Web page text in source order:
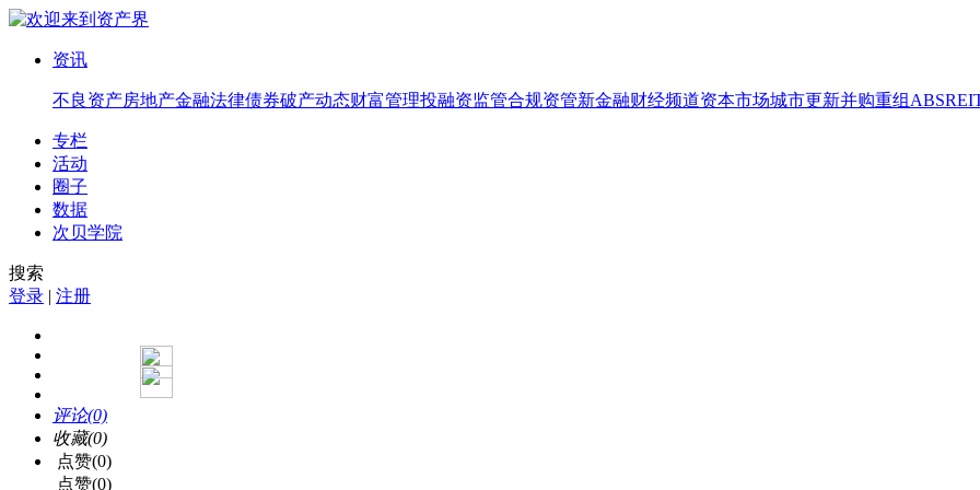
资讯
不良资产房地产金融法律债券破产动态财富管理投融资监管合规资管新金融财经频道资本市场城市更新并购重组 ABS
专栏
活动
圈子
数据
次贝学院
搜索
登录 | 注册
评论(0)
收藏(0)
点赞(0)
点赞(0)